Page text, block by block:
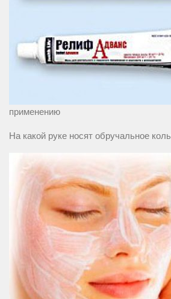
применению
На какой руке носят обручальное